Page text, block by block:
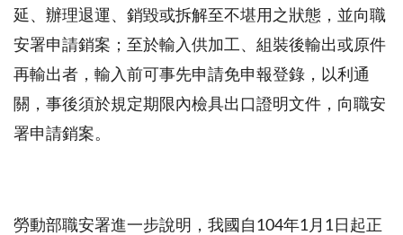
延、辦理退運、銷毀或拆解至不堪用之狀態，並向職
安署申請銷案；至於輸入供加工、組裝後輸出或原件
再輸出者，輸入前可事先申請免申報登錄，以利通
關，事後須於規定期限內檢具出口證明文件，向職安
署申請銷案。
勞動部職安署進一步說明，我國自 104年1月 1 日起正